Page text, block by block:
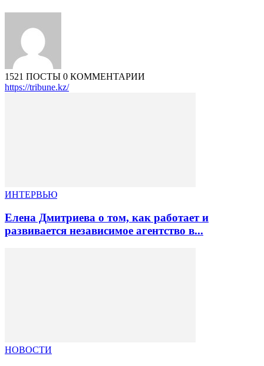
1521 ПОСТЫ 0 КОММЕНТАРИИ
https://tribune.kz/
ИНТЕРВЬЮ
Елена Дмитриева о том, как работает и
развивается независимое агентство в...
НОВОСТИ